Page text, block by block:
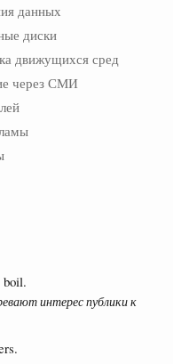
данных
диски
движущихся сред
через СМИ
boil.
интерес публики к